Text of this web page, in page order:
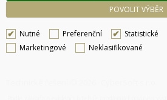
POVOLIT VÝBĚR
Nutné Preferenční
Statistické
Marketingové
Neklasifikované